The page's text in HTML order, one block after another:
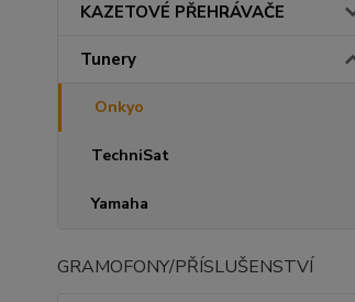
KAZETOVÉ PŘEHRÁVAČE
Tunery
Onkyo
TechniSat
Yamaha
GRAMOFONY/PŘÍSLUŠENSTVÍ